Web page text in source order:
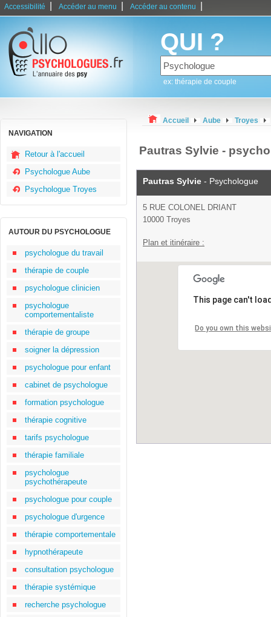
Accessibilité Accéder au menu Accéder au contenu
QUI ?
ex: thérapie de couple
NAVIGATION
Retour à l'accueil
Psychologue Aube
Psychologue Troyes
AUTOUR DU PSYCHOLOGUE
psychologue du travail
thérapie de couple
psychologue clinicien
psychologue
comportementaliste
thérapie de groupe
soigner la dépression
psychologue pour enfant
cabinet de psychologue
formation psychologue
thérapie cognitive
tarifs psychologue
thérapie familiale
psychologue
psychothérapeute
psychologue pour couple
psychologue d'urgence
thérapie comportementale
hypnothérapeute
consultation psychologue
thérapie systémique
recherche psychologue
Accueil Aube Troyes
Pautras Sylvie -
Pautras Sylvie - Psychologue
5 RUE COLONEL DRIANT
10000 Troyes
Plan et itinéraire :
This page can't
Do you own this